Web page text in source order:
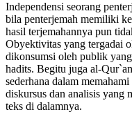
Independensi seorang
bila penterjemah memiliki
hasil terjemahannya pun
Obyektivitas yang tergadai
dikonsumsi oleh publik
hadits. Begitu juga al-
sederhana dalam
diskursus dan analisis yang
teks di dalamnya.